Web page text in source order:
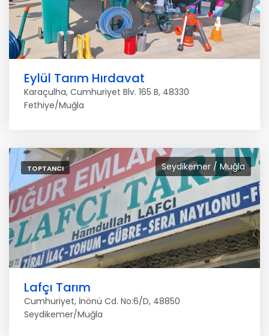
Eylül Tarım Hırdavat
Karaçulha, Cumhuriyet Blv. 165 B, 48330
Fethiye/Muğla
Seydikemer / Muğla
TOPTANCI
Lafçı Tarım
Cumhuriyet, İnönü Cd. No:6/D, 48850
Seydikemer/Muğla